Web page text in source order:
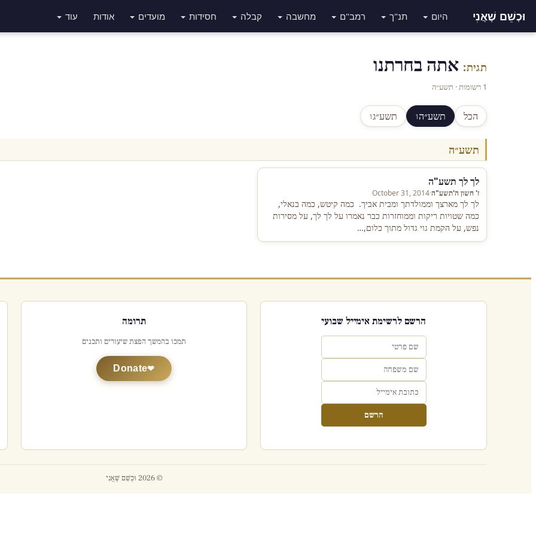
וּכְשֵׁם שֶׁאֲנִי היום תנ"ך רמב"ם מחשבה קבלה חסידות מועדים אודות עוד
תגית: אתה בחרתנו
1 רשומות · תשע״ה
הכל תשע״ה1 תשע״ג1
תשע״ה
לך לך תשע"ה
ז' חשון ה'תשע"ה·
October 31, 2014
לך לך מארצך וממולדתך ומבית אביך. כמה קיטש, כמה בנאלי,
כמה שטויות ריקות וממוחזרות כבר נאמרו על לך לך, על מסירות
נפש, על הקמת גוי גדול מתוך כלום,…
הרשם לרשימת אימייל שבועי
הרשם
תרומה
תמכו בהמשך הפצת שיעורים ותכנים
Donate
© 2026 וּכְשֵׁם שֶׁאֲנִי